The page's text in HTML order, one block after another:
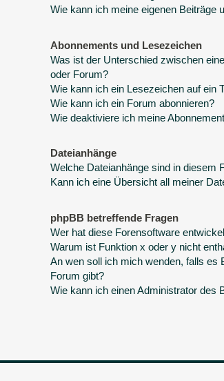
Wie kann ich meine eigenen Beiträge
Abonnements und Lesezeichen
Was ist der Unterschied zwischen
oder Forum?
Wie kann ich ein Lesezeichen auf ein
Wie kann ich ein Forum abonnieren?
Wie deaktiviere ich meine
Dateianhänge
Welche Dateianhänge sind in diesem
Kann ich eine Übersicht all meiner
phpBB betreffende Fragen
Wer hat diese Forensoftware
Warum ist Funktion x oder y nicht
An wen soll ich mich wenden, falls es
Forum gibt?
Wie kann ich einen Administrator des